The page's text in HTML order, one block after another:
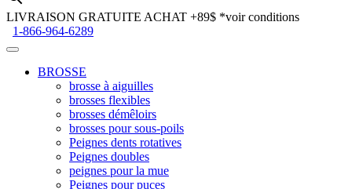
LIVRAISON GRATUITE ACHAT +89$ *voir conditions
1-866-964-6289
BROSSE
brosse à aiguilles
brosses flexibles
brosses démêloirs
brosses pour sous-poils
Peignes dents rotatives
Peignes doubles
peignes pour la mue
Peignes pour puces